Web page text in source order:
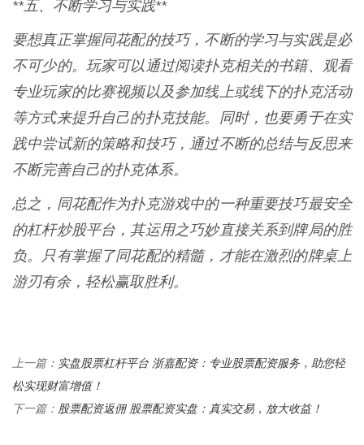
**五、不断学习与实践**
要想真正掌握同花配的技巧，不断的学习与实践是必
不可少的。玩家可以通过阅读扑克相关的书籍、观看
专业玩家的比赛视频以及参加线上或线下的扑克活动
等方式来提升自己的扑克技能。同时，也要勇于在实
践中尝试新的策略和技巧，通过不断的总结与反思来
不断完善自己的扑克体系。
总之，同花配作为扑克游戏中的一种重要技巧最安全
的杠杆炒股平台，其运用之巧妙直接关系到牌局的胜
负。只有掌握了同花配的精髓，才能在激烈的牌桌上
游刃有余，轻松赢取胜利。
上一篇： 实盘股票杠杆平台 浙嘉配资：专业股票配资服务，助您轻
松实现财富增值！
下一篇： 股票配资返佣 股票配资实盘：真实交易，放大收益！